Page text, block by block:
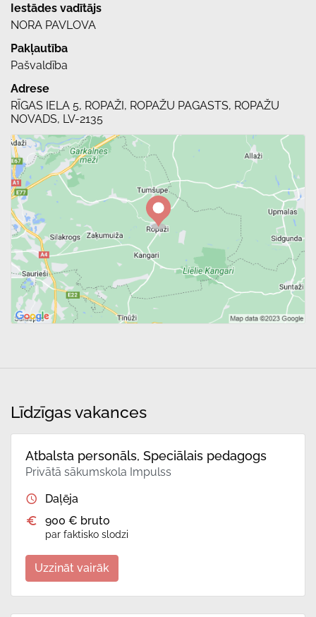
Iestādes vadītājs
NORA PAVLOVA
Pakļautība
Pašvaldība
Adrese
RĪGAS IELA 5, ROPAŽI, ROPAŽU PAGASTS, ROPAŽU
NOVADS, LV-2135
Līdzīgas vakances
Atbalsta personāls, Speciālais pedagogs
Privātā sākumskola Impulss
Daļēja
900 € bruto
par faktisko slodzi
Uzzināt vairāk